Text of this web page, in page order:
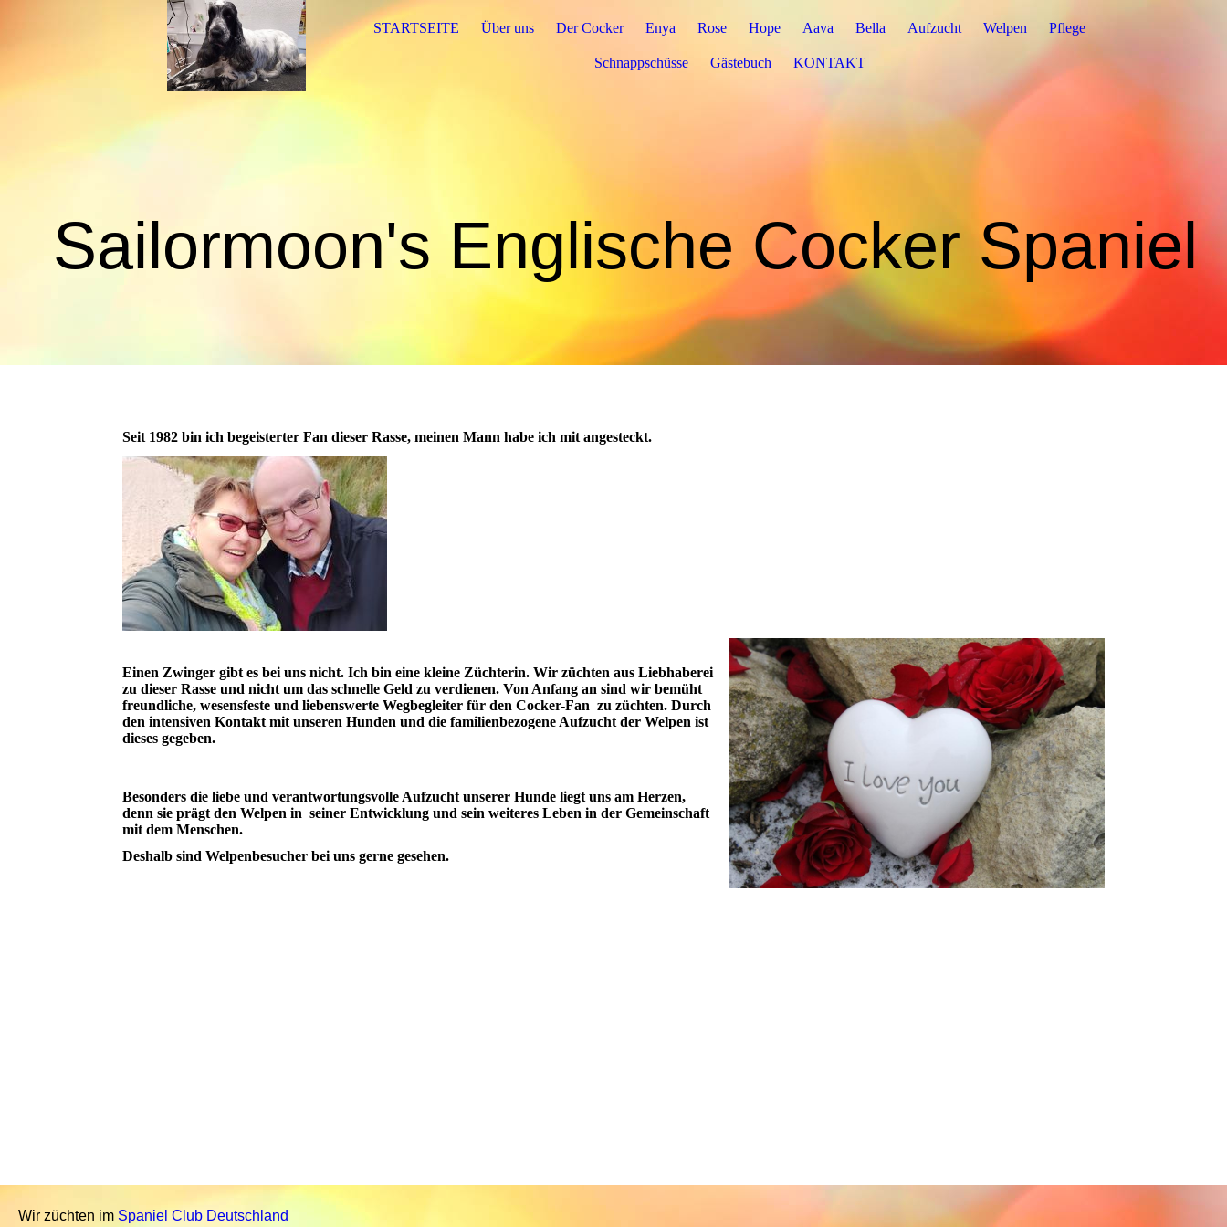
STARTSEITE Über uns Der Cocker Enya Rose Hope Aava Bella Aufzucht Welpen Pflege
Schnappschüsse Gästebuch KONTAKT
Sailormoon's Englische Cocker Spaniel
Seit 1982 bin ich begeisterter Fan dieser Rasse, meinen Mann habe ich mit angesteckt.
Einen Zwinger gibt es bei uns nicht. Ich bin eine kleine Züchterin. Wir züchten aus Liebhaberei
zu dieser Rasse und nicht um das schnelle Geld zu verdienen. Von Anfang an sind wir bemüht
freundliche, wesensfeste und liebenswerte Wegbegleiter für den Cocker-Fan zu züchten. Durch
den intensiven Kontakt mit unseren Hunden und die familienbezogene Aufzucht der Welpen ist
dieses gegeben.
Besonders die liebe und verantwortungsvolle Aufzucht unserer Hunde liegt uns am Herzen,
denn sie prägt den Welpen in seiner Entwicklung und sein weiteres Leben in der Gemeinschaft
mit dem Menschen.
Deshalb sind Welpenbesucher bei uns gerne gesehen.
Wir züchten im Spaniel Club Deutschland